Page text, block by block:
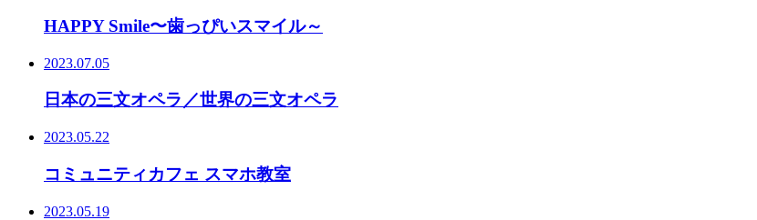
HAPPY Smile〜歯っぴいスマイル～
2023.07.05
日本の三文オペラ／世界の三文オペラ
2023.05.22
コミュニティカフェ スマホ教室
2023.05.19